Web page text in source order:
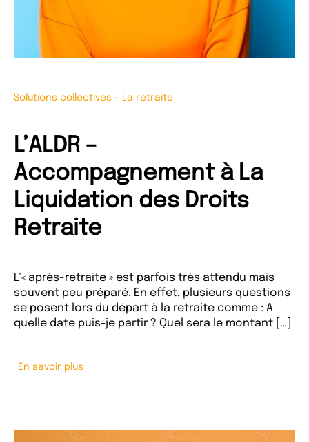
Solutions collectives - La retraite
L’ALDR –
Accompagnement à La
Liquidation des Droits
Retraite
L’« après-retraite » est parfois très attendu mais
souvent peu préparé. En effet, plusieurs questions
se posent lors du départ à la retraite comme : A
quelle date puis-je partir ? Quel sera le montant […]
En savoir plus